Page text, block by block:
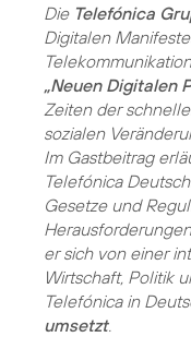
Die Telefónica
Digitalen
„Neuen Digitalen
Zeiten der
sozialen
Im Gastbeitrag
Telefónica
Gesetze und
er sich von einer
Wirtschaft, Politik
Telefónica in
umsetzt.